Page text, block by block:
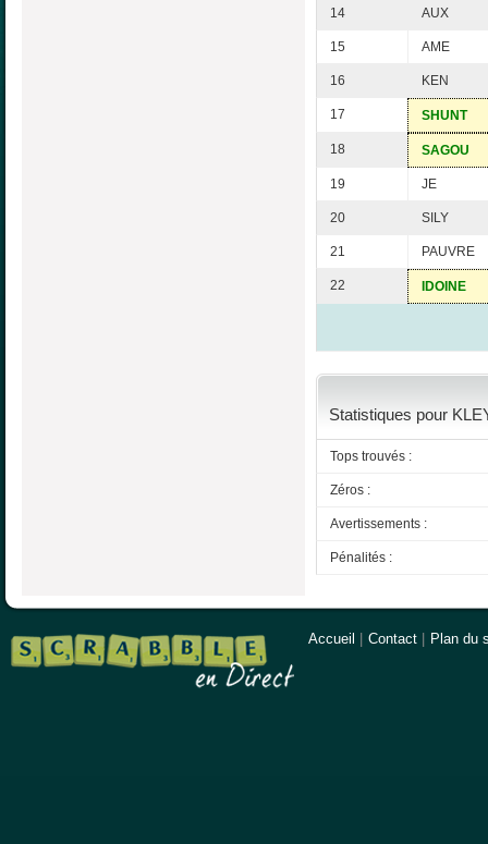
14 AUX
15 AME
16 KEN
17 SHUNT
18 SAGOU
19 JE
20 SILY
21 PAUVRE
22 IDOINE
Statistiques pour
Tops trouvés :
Zéros :
Avertissements :
Pénalités :
Accueil Contact Plan du